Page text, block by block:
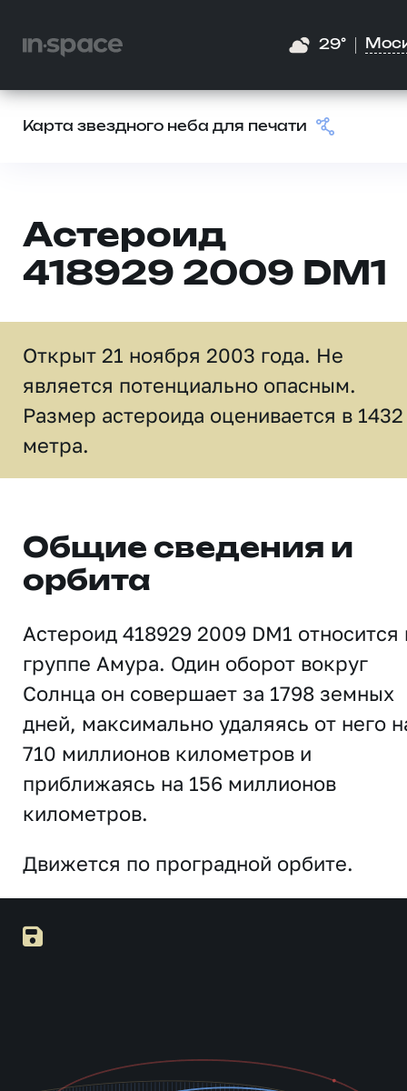
29°
Карта звездного неба для печати
Астероид
418929 2009 DM1
Открыт 21 ноября 2003 года. Не
является потенциально опасным.
Размер астероида оценивается в 1432
метра.
Общие сведения и
орбита
Астероид 418929 2009 DM1 относится
группе Амура. Один оборот вокруг
Солнца он совершает за 1798 земных
дней, максимально удаляясь от него
710 миллионов километров и
приближаясь на 156 миллионов
километров.
Движется по проградной орбите.